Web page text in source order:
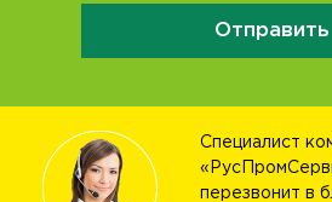
Отправить
Специалист
перезвонит в